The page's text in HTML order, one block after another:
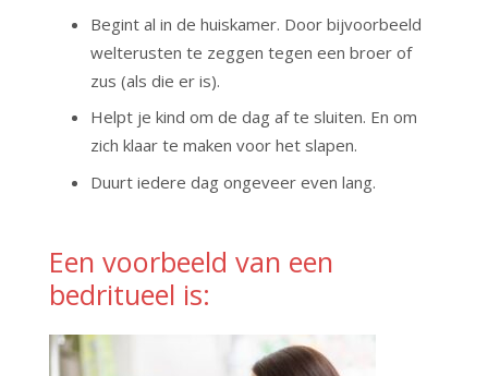
Begint al in de huiskamer. Door bijvoorbeeld
welterusten te zeggen tegen een broer of
zus (als die er is).
Helpt je kind om de dag af te sluiten. En om
zich klaar te maken voor het slapen.
Duurt iedere dag ongeveer even lang.
Een voorbeeld van een
bedritueel is: